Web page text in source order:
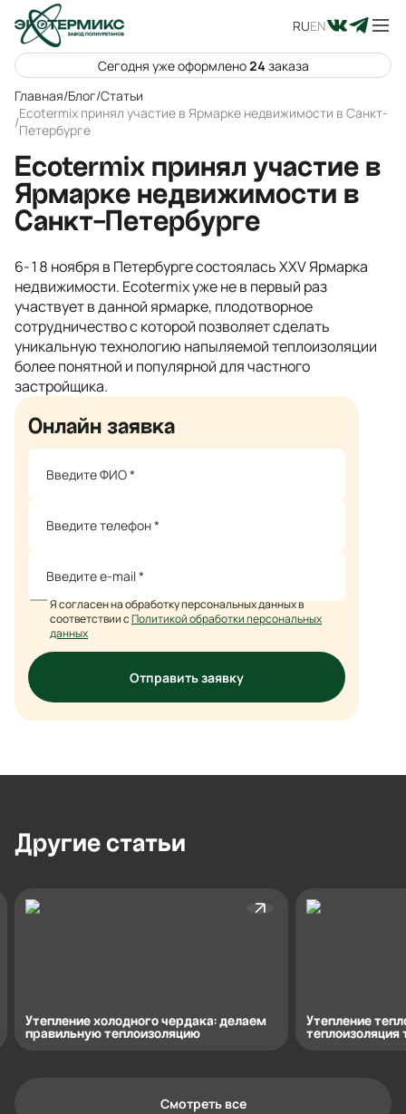
RUEN
Сегодня уже оформлено 24 заказа
Главная/Блог/Статьи
/Ecotermix принял участие в Ярмарке недвижимости в Санкт-
Петербурге
Ecotermix принял участие в
Ярмарке недвижимости в
Санкт-Петербурге
6-18 ноября в Петербурге состоялась XXV Ярмарка
недвижимости. Ecotermix уже не в первый раз
участвует в данной ярмарке, плодотворное
сотрудничество с которой позволяет сделать
уникальную технологию напыляемой теплоизоляции
более понятной и популярной для частного
застройщика.
Онлайн заявка
Я согласен на обработку персональных данных в
соответствии сПолитикой обработки персональных
данных
Отправить заявку
Другие статьи
Утепление холодного чердака: делаем
правильную теплоизоляцию
Утепление
теплоизоляция
Смотреть все